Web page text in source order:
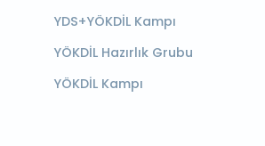
YDS+YÖKDİL Kampı
YÖKDİL Hazırlık Grubu
YÖKDİL Kampı